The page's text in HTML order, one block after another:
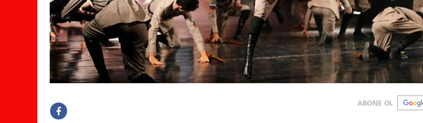
ABONE OL